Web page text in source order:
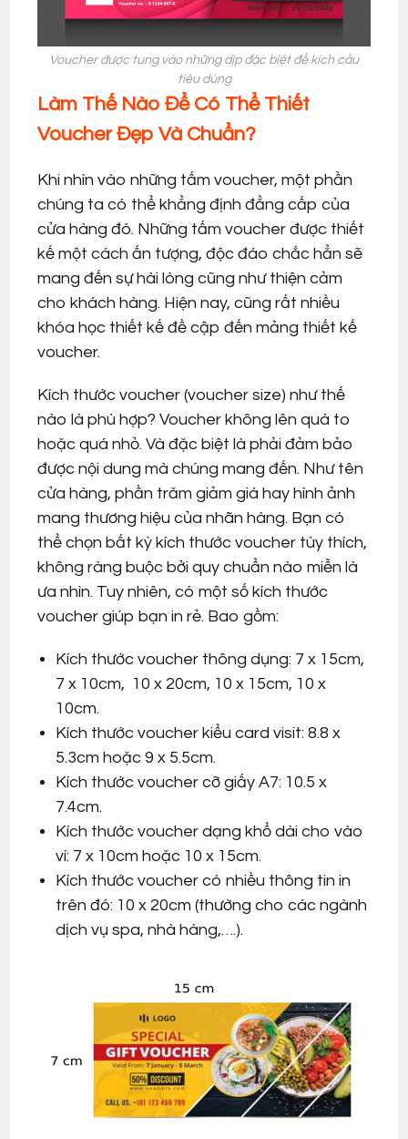
Voucher được tung vào những dịp đặc biệt để kích cầu
tiêu dùng
Làm Thế Nào Để Có Thể Thiết
Voucher Đẹp Và Chuẩn?
Khi nhìn vào những tấm voucher, một phần
chúng ta có thể khẳng định đẳng cấp của
cửa hàng đó. Những tấm voucher được thiết
kế một cách ấn tượng, độc đáo chắc hẳn sẽ
mang đến sự hài lòng cũng như thiện cảm
cho khách hàng. Hiện nay, cũng rất nhiều
khóa học thiết kế đề cập đến mảng thiết kế
voucher.
Kích thước voucher (voucher size) như thế
nào là phù hợp? Voucher không lên quá to
hoặc quá nhỏ. Và đặc biệt là phải đảm bảo
được nội dung mà chúng mang đến. Như tên
cửa hàng, phần trăm giảm giá hay hình ảnh
mang thương hiệu của nhãn hàng. Bạn có
thể chọn bất kỳ kích thước voucher tùy thích,
không ràng buộc bởi quy chuẩn nào miễn là
ưa nhìn. Tuy nhiên, có một số kích thước
voucher giúp bạn in rẻ. Bao gồm:
Kích thước voucher thông dụng: 7 x 15cm,
7 x 10cm, 10 x 20cm, 10 x 15cm, 10 x
10cm.
Kích thước voucher kiểu card visit: 8.8 x
5.3cm hoặc 9 x 5.5cm.
Kích thước voucher cỡ giấy A7: 10.5 x
7.4cm.
Kích thước voucher dạng khổ dài cho vào
ví: 7 x 10cm hoặc 10 x 15cm.
Kích thước voucher có nhiều thông tin in
trên đó: 10 x 20cm (thường cho các ngành
dịch vụ spa, nhà hàng,….).